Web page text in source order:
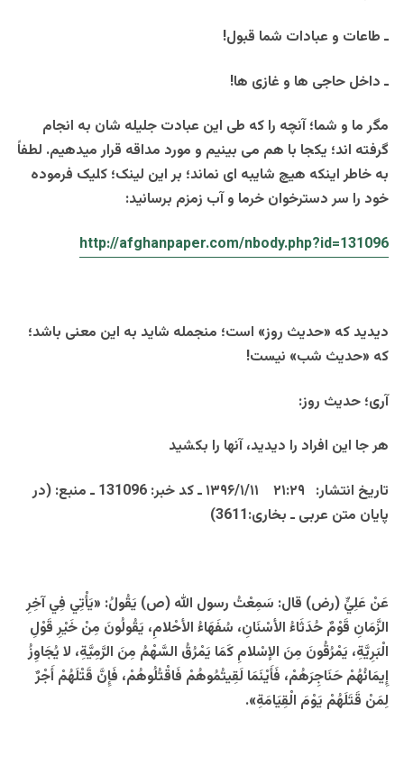
ـ طاعات و عبادات شما قبول!
ـ داخل حاجی ها و غازی ها!
مگر ما و شما؛ آنچه را که طی این عبادت جلیله شان به انجام
گرفته اند؛ یکجا با هم می بینیم و مورد مداقه قرار میدهیم. لطفاً
به خاطر اینکه هیچ شایبه ای نماند؛ بر این لینک؛ کلیک فرموده
خود را سر دسترخوان خرما و آب زمزم برسانید:
http://afghanpaper.com/nbody.php?id=131096
دیدید که «حدیث روز» است؛ منجمله شاید به این معنی باشد؛
که «حدیث شب» نیست!
آری؛ حدیث روز:
هر جا این افراد را ديديد، آنها را بكشيد
تاریخ انتشار: ۲۱:۲۹ ۱۳۹۶/۱/۱۱ ـ کد خبر: 131096 ـ منبع: (در
پایان متن عربی ـ بخارى:3611)
عَنْ عَلِيٍّ (رض) قال: سَمِعْتُ رسول الله (ص) يَقُولُ: «يَأْتِي فِي آخِرِ
الزَّمَانِ قَوْمٌ حُدَثَاءُ الأسْنَانِ، سُفَهَاءُ الأحْلامِ، يَقُولُونَ مِنْ خَيْرِ قَوْلِ
الْبَرِيَّةِ، يَمْرُقُونَ مِنَ الإسْلامِ كَمَا يَمْرُقُ السَّهْمُ مِنَ الرَّمِيَّةِ، لا يُجَاوِزُ
إِيمَانُهُمْ حَنَاجِرَهُمْ، فَأَيْنَمَا لَقِيتُمُوهُمْ فَاقْتُلُوهُمْ، فَإِنَّ قَتْلَهُمْ أَجْرٌ
لِمَنْ قَتَلَهُمْ يَوْمَ الْقِيَامَةِ».